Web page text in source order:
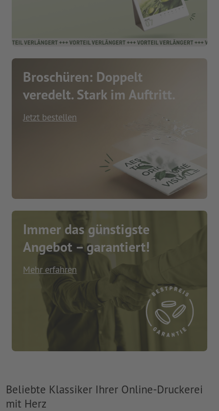
Broschüren: Doppelt
veredelt. Stark im Auftritt.
Jetzt bestellen
Immer das günstigste
Angebot – garantiert!
Mehr erfahren
Beliebte Klassiker Ihrer Online-Druckerei
mit Herz